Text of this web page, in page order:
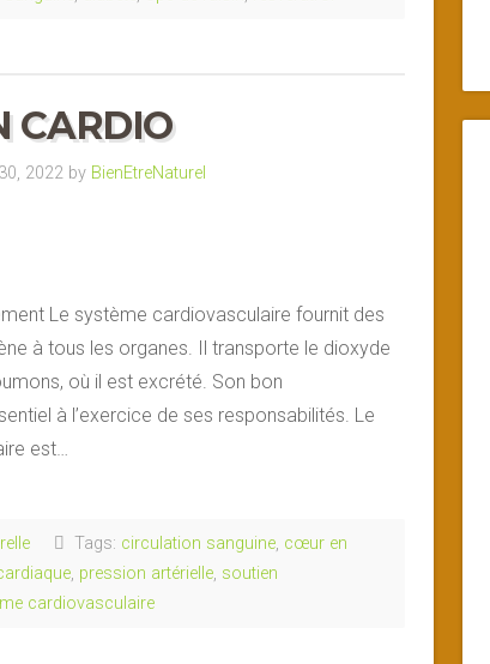
CARDIO
2022 by BienEtreNaturel
Le système cardiovasculaire fournit des
à tous les organes. Il transporte le dioxyde
où il est excrété. Son bon
à l’exercice de ses responsabilités. Le
est…
Tags: circulation sanguine, cœur en
, pression artérielle, soutien
cardiovasculaire